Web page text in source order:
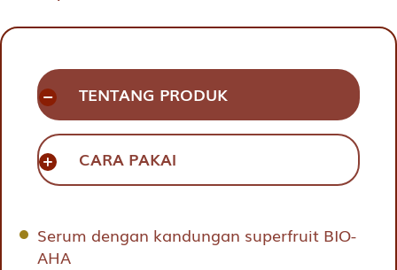
TENTANG PRODUK
CARA PAKAI
Serum dengan kandungan superfruit BIO-
AHA